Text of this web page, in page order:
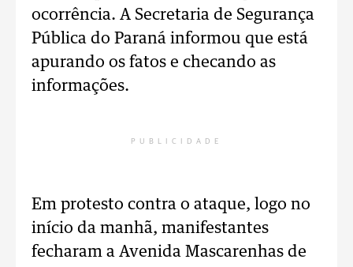
ocorrência. A Secretaria de Segurança
Pública do Paraná informou que está
apurando os fatos e checando as
informações.
PUBLICIDADE
Em protesto contra o ataque, logo no
início da manhã, manifestantes
fecharam a Avenida Mascarenhas de